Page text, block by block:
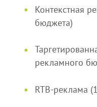
Контекстная
бюджета)
рекламного
RTB-реклама